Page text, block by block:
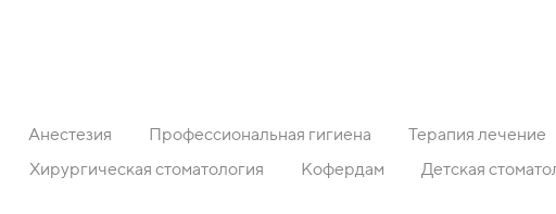
Анестезия Профессиональная гигиена Терапия лечение
Хирургическая стоматология
Кофердам Детская